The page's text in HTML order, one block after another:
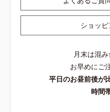
ショッ
月末は混
お早めにご
平日のお昼前後が
時間